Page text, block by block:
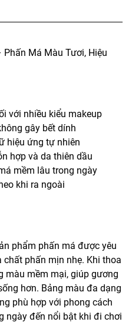
Phấn Má Màu Tươi, Hiệu
với nhiều kiểu makeup
gây bết dính
hiệu ứng tự nhiên
hợp và da thiên dầu
mềm lâu trong ngày
khi ra ngoài
phẩm phấn má được yêu
phấn mịn nhẹ. Khi thoa
màu mềm mại, giúp gương
hơn. Bảng màu đa dạng
phù hợp với phong cách
ngày đến nổi bật khi đi chơi